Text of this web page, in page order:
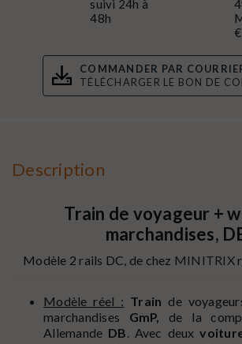
suivi 24h à
48h
€
COMMANDER PAR
TÉLÉCHARGER LE BON DE
Description
Train de voyageur +
marchandises,
Modèle 2 rails DC, de chez MINITRIX
Modèle réel : Train de
marchandises GmP, de la
Allemande DB . Avec deux